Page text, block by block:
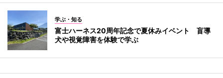
学ぶ・知る
富士ハーネス20周年記念で夏休みイベント 盲導
犬や視覚障害を体験で学ぶ